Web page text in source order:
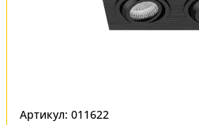
Артикул: 011622